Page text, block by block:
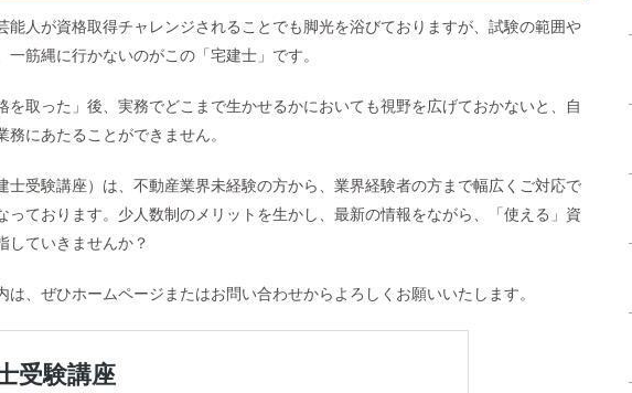
能人が資格取得チャレンジされることでも脚光を浴びておりますが、試験の範囲や
一筋縄に行かないのがこの「宅建士」です。
を取った」後、実務でどこまで生かせるかにおいても視野を広げておかないと、自
務にあたることができません。
士受験講座）は、不動産業界未経験の方から、業界経験者の方まで幅広くご対応で
っております。少人数制のメリットを生かし、最新の情報をながら、「使える」資
していきませんか？
は、ぜひホームページまたはお問い合わせからよろしくお願いいたします。